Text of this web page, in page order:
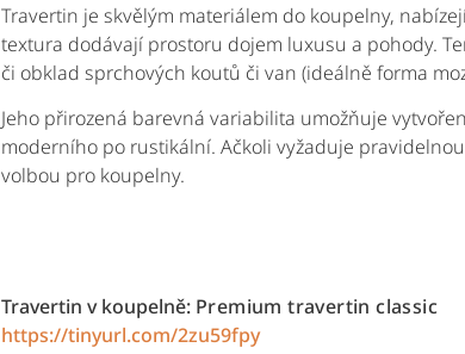
Travertin je skvělým materiálem do koupelny,
textura dodávají prostoru dojem luxusu a pohody.
či obklad sprchových koutů či van (ideálně forma
Jeho přirozená barevná variabilita umožňuje
moderního po rustikální. Ačkoli vyžaduje
volbou pro koupelny.
Travertin v koupelně: Premium travertin classic
https://tinyurl.com/2zu59fpy